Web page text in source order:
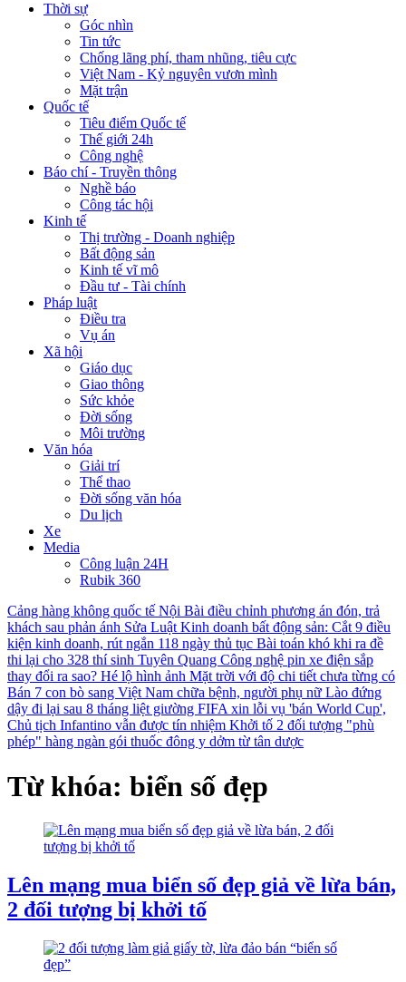
Thời sự
Góc nhìn
Tin tức
Chống lãng phí, tham nhũng, tiêu cực
Việt Nam - Kỷ nguyên vươn mình
Mặt trận
Quốc tế
Tiêu điểm Quốc tế
Thế giới 24h
Công nghệ
Báo chí - Truyền thông
Nghề báo
Công tác hội
Kinh tế
Thị trường - Doanh nghiệp
Bất động sản
Kinh tế vĩ mô
Đầu tư - Tài chính
Pháp luật
Điều tra
Vụ án
Xã hội
Giáo dục
Giao thông
Sức khỏe
Đời sống
Môi trường
Văn hóa
Giải trí
Thể thao
Đời sống văn hóa
Du lịch
Xe
Media
Công luận 24H
Rubik 360
Cảng hàng không quốc tế Nội Bài điều chỉnh phương án đón, trả
khách sau phản ánh Sửa Luật Kinh doanh bất động sản: Cắt 9 điều
kiện kinh doanh, rút ngắn 118 ngày thủ tục Bài toán khó khi ra đề
thi lại cho 328 thí sinh Tuyên Quang Công nghệ pin xe điện sắp
thay đổi ra sao? Hé lộ hình ảnh Mặt trời với độ chi tiết chưa từng có
Bán 7 con bò sang Việt Nam chữa bệnh, người phụ nữ Lào đứng
dậy đi lại sau 8 tháng liệt giường FIFA xin lỗi vụ 'bán World Cup',
Chủ tịch Infantino vẫn được tín nhiệm Khởi tố 2 đối tượng "phù
phép" hàng ngàn gói thuốc đông y dởm từ tân dược
Từ khóa: biển số đẹp
Lên mạng mua biển số đẹp giả về lừa bán,
2 đối tượng bị khởi tố